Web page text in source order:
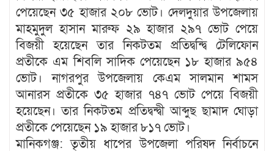
পেয়েছেন ৩৫ হাজার ২০৮ ভোট। দেলদুয়ার উপজেলায়
মাহমুদুল হাসান মারুফ ২৯ হাজার ২৯৭ ভোট পেয়ে
বিজয়ী হয়েছেন তার নিকটতম প্রতিদ্বন্দ্বি টেলিফোন
প্রতীকে এম শিবলি সাদিক পেয়েছেন ১৮ হাজার ৯৫৪
ভোট। নাগরপুর উপজেলায় কেএম সালমান শামস
আনারস প্রতীকে ৩৫ হাজার ৭৪৭ ভোট পেয়ে বিজয়ী
হয়েছেন। তার নিকটতম প্রতিদ্বন্দ্বী আব্দুছ ছামাদ ঘোড়া
প্রতীকে পেয়েছেন ১৯ হাজার ৮১৭ ভোট।
মানিকগঞ্জ: তৃতীয় ধাপের উপজেলা পরিষদ নির্বাচনে